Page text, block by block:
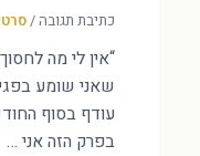
כתיבת תגובה/
“אין לי מה
שאני שומע
עודף בסוף
בפרק הזה אני …